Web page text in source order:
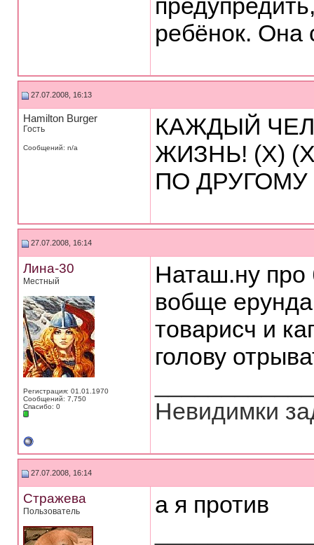
ребёнок. Она
27.07.2008, 16:13
Hamilton Burger
Гость
Сообщений: n/a
КАЖДЫЙ
ЖИЗНЬ! (X)
ПО
27.07.2008, 16:14
Лина-30
Местный
Регистрация: 01.01.1970
Сообщений: 7,750
Спасибо: 0
Наташ.ну про
вобще
товарисч и
голову
Невидимки
27.07.2008, 16:14
Стражева
Пользователь
а я против